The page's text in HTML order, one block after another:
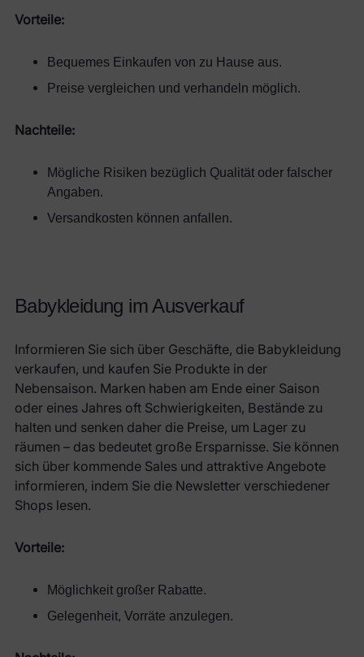
Vorteile:
Bequemes Einkaufen von zu Hause aus.
Preise vergleichen und verhandeln möglich.
Nachteile:
Mögliche Risiken bezüglich Qualität oder falscher
Angaben.
Versandkosten können anfallen.
Babykleidung im Ausverkauf
Informieren Sie sich über Geschäfte, die Babykleidung
verkaufen, und kaufen Sie Produkte in der
Nebensaison. Marken haben am Ende einer Saison
oder eines Jahres oft Schwierigkeiten, Bestände zu
halten und senken daher die Preise, um Lager zu
räumen – das bedeutet große Ersparnisse. Sie können
sich über kommende Sales und attraktive Angebote
informieren, indem Sie die Newsletter verschiedener
Shops lesen.
Vorteile:
Möglichkeit großer Rabatte.
Gelegenheit, Vorräte anzulegen.